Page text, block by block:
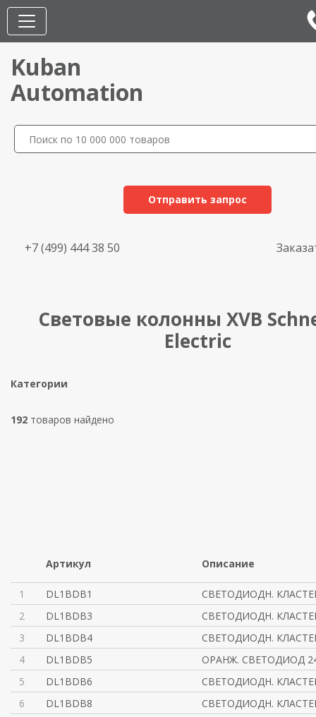
Kuban
Automation
Отправить запрос
+7 (499) 444 38 50
Световые колонны XVB
Electric
Категории
192 товаров найдено
Артикул Описание
1 DL1BDB1
СВЕТОДИОДН.
2
DL1BDB3
СВЕТОДИОДН.
3
DL1BDB4
СВЕТОДИОДН.
4
DL1BDB5
ОРАНЖ. СВЕТОДИОД
5
DL1BDB6
СВЕТОДИОДН.
6
DL1BDB8
СВЕТОДИОДН.